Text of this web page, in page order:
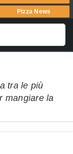
Pizza News
tra le più
mangiare la